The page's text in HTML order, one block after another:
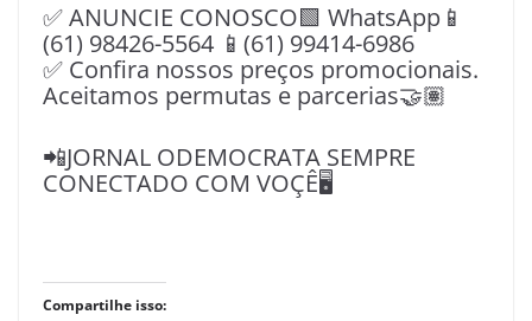
✅ ANUNCIE CONOSCO🟩 WhatsApp📱
(61) 98426-5564 📱(61) 99414-6986
✅ Confira nossos preços promocionais.
Aceitamos permutas e parcerias🤝🏽
📲JORNAL ODEMOCRATA SEMPRE
CONECTADO COM VOÇÊ🖥️
Compartilhe isso: